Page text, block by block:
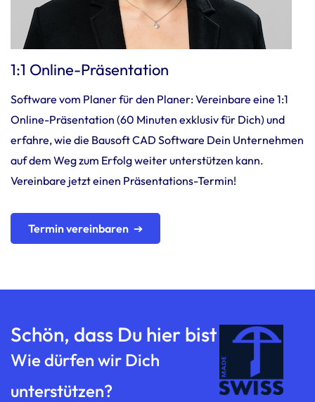
1:1 Online-Präsentation
Software vom Planer für den Planer: Vereinbare eine 1:1
Online-Präsentation (60 Minuten exklusiv für Dich) und
erfahre, wie die Bausoft CAD Software Dein Unternehmen
auf dem Weg zum Erfolg weiter unterstützen kann.
Vereinbare jetzt einen Präsentations-Termin!
Termin vereinbaren
Schön, dass Du hier bist
Wie dürfen wir Dich
unterstützen?